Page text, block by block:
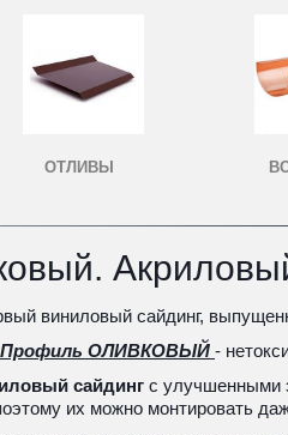
ОТЛИВЫ
виниловый сайдинг,
Профиль ОЛИВКОВЫЙ -
сайдинг с улучшенными
их можно монтировать